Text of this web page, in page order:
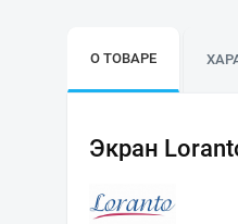
О ТОВАРЕ
Экран